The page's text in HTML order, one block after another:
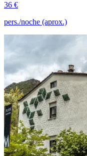
36 €
pers./noche (aprox.)